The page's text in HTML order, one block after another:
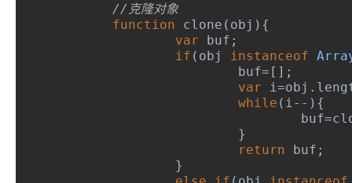
//克隆对象
function clone ( obj ){
var buf ;
if ( obj instanceof
buf=[];
var i=obj .
while ( i--){
buf=
}
return buf ;
}